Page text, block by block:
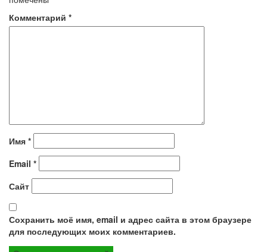
Комментарий *
Имя *
Email *
Сайт
Сохранить моё имя, email и адрес сайта в этом браузере
для последующих моих комментариев.